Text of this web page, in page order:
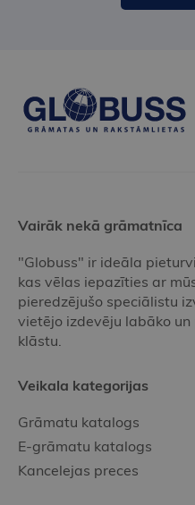
Vairāk nekā grāmatnīca
"Globuss" ir ideāla
kas vēlas iepazīties ar
pieredzējušo speciālistu
vietējo izdevēju labāko
klāstu.
Veikala kategorijas
Grāmatu katalogs
E-grāmatu katalogs
Kancelejas preces